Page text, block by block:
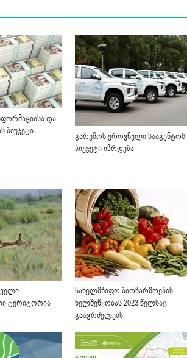
და
ბიუჯეტი
გარემოს ეროვნული სააგენტოს
ბიუჯეტი იზრდება
ტერიტორია
სახელმწიფო ბიოწარმოების
ხელშეწყობას 2023 წელსაც
გააგრძელებს